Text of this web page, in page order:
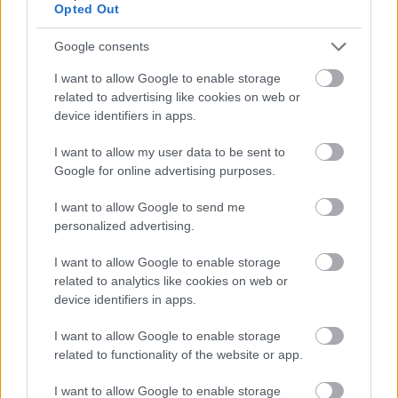
Opted Out
Google consents
I want to allow Google to enable storage
related to advertising like cookies on web or
device identifiers in apps.
I want to allow my user data to be sent to
Google for online advertising purposes.
I want to allow Google to send me
personalized advertising.
I want to allow Google to enable storage
related to analytics like cookies on web or
device identifiers in apps.
I want to allow Google to enable storage
related to functionality of the website or app.
I want to allow Google to enable storage
Hírlevél feliratkozás
Adja meg keresztnevét:
Adja
meg e-mail címét:
ot
legfrissebb információkkal és exkluzív tartalmakkal hétről hétre
postaládájába érkezik!